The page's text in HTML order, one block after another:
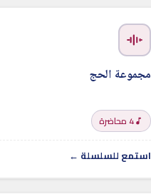
مجموعة الحج
4 محاضرة
استمع للسلسلة ←